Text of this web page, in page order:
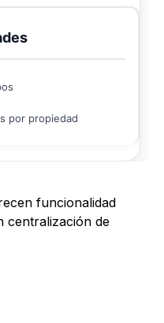
por propiedad
funcionalidad
centralización de